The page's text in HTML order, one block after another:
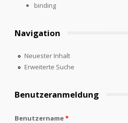
binding
Navigation
Neuester Inhalt
Erweiterte Suche
Benutzeranmeldung
Benutzername*